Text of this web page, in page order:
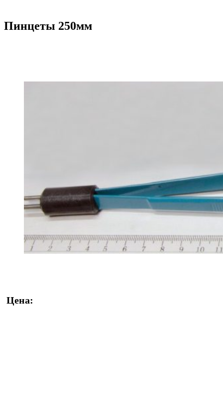
Пинцеты 250мм
Цена: